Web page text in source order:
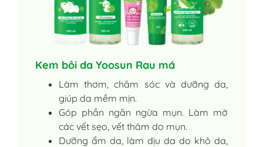
Kem bôi da Yoosun Rau má
Làm thơm, chăm sóc và dưỡng da,
giúp da mềm mịn.
Góp phần ngăn ngừa mụn. Làm mờ
các vết sẹo, vết thâm do mụn.
Dưỡng ẩm da, làm dịu da do khô da,